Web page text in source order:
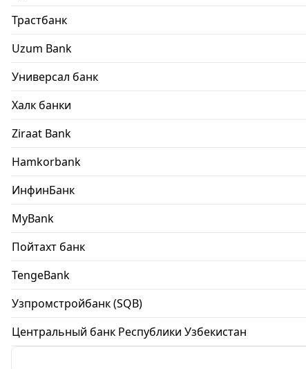
Трастбанк
Uzum Bank
Универсал банк
Халк банки
Ziraat Bank
Hamkorbank
ИнфинБанк
MyBank
Пойтахт банк
TengeBank
Узпромстройбанк (SQB)
Центральный банк Республики Узбекистан